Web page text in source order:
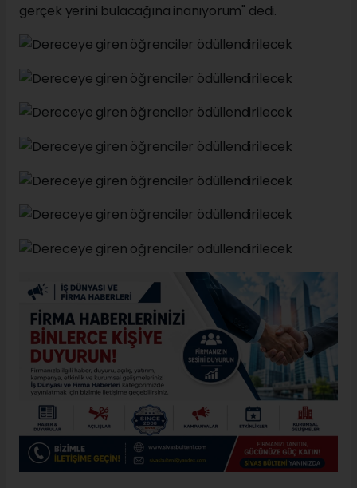
gerçek yerini bulacağına inanıyorum" dedi.